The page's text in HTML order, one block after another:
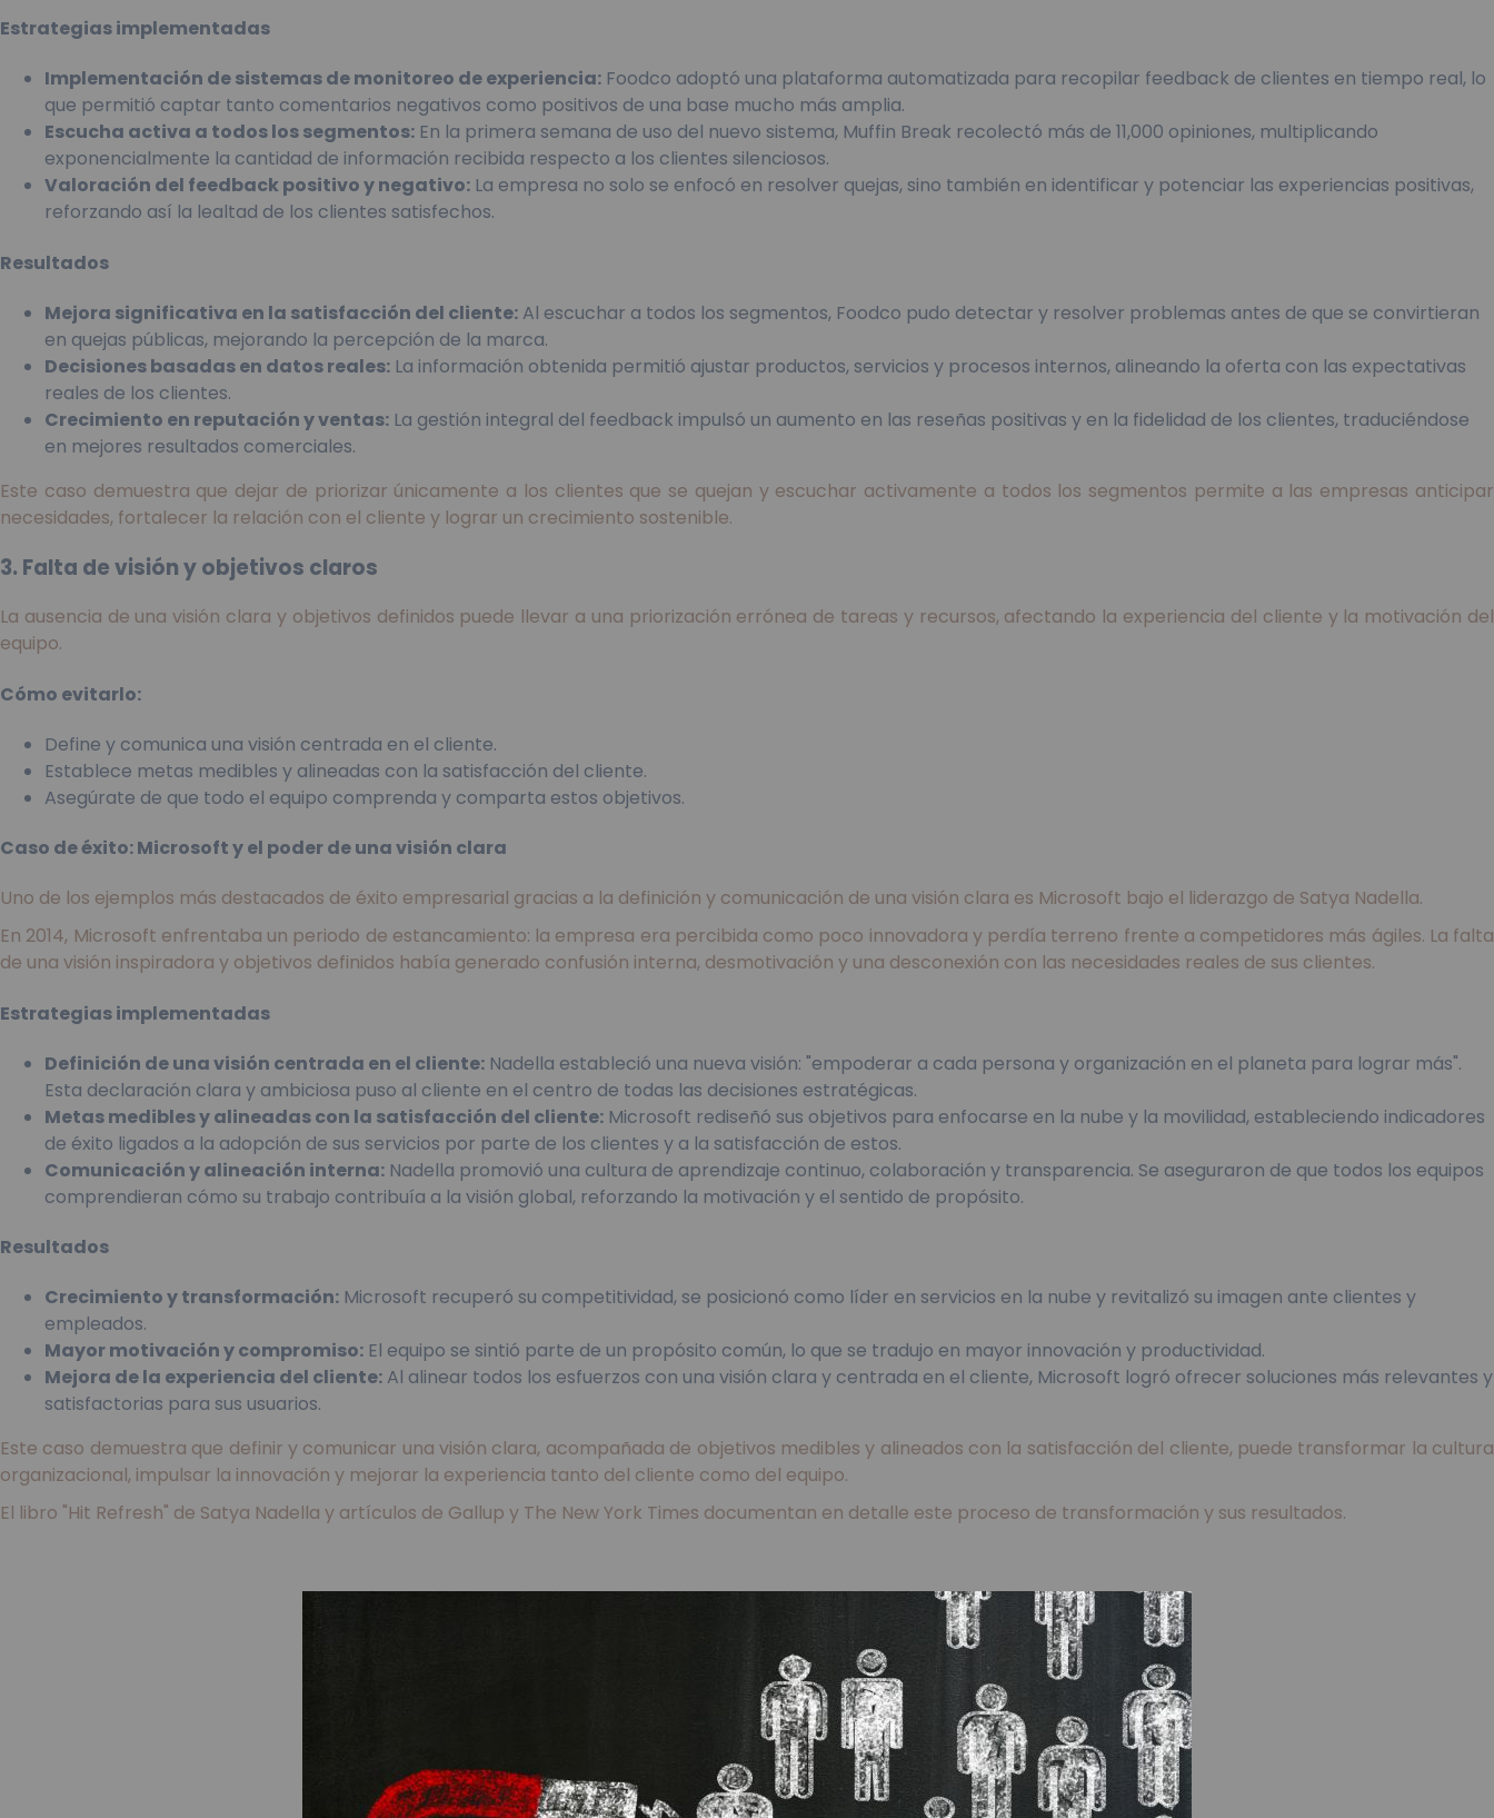
Estrategias implementadas
Implementación de sistemas de monitoreo de experiencia: Foodco adoptó una plataforma automatizada para recopilar feedback de clientes en tiempo real, lo
que permitió captar tanto comentarios negativos como positivos de una base mucho más amplia.
Escucha activa a todos los segmentos: En la primera semana de uso del nuevo sistema, Muffin Break recolectó más de 11,000 opiniones, multiplicando
exponencialmente la cantidad de información recibida respecto a los clientes silenciosos.
Valoración del feedback positivo y negativo: La empresa no solo se enfocó en resolver quejas, sino también en identificar y potenciar las experiencias positivas,
reforzando así la lealtad de los clientes satisfechos.
Resultados
Mejora significativa en la satisfacción del cliente: Al escuchar a todos los segmentos, Foodco pudo detectar y resolver problemas antes de que se convirtieran
en quejas públicas, mejorando la percepción de la marca.
Decisiones basadas en datos reales: La información obtenida permitió ajustar productos, servicios y procesos internos, alineando la oferta con las expectativas
reales de los clientes.
Crecimiento en reputación y ventas: La gestión integral del feedback impulsó un aumento en las reseñas positivas y en la fidelidad de los clientes, traduciéndose
en mejores resultados comerciales.
Este caso demuestra que dejar de priorizar únicamente a los clientes que se quejan y escuchar activamente a todos los segmentos permite a las empresas anticipar
necesidades, fortalecer la relación con el cliente y lograr un crecimiento sostenible.
3. Falta de visión y objetivos claros
La ausencia de una visión clara y objetivos definidos puede llevar a una priorización errónea de tareas y recursos, afectando la experiencia del cliente y la motivación del
equipo.
Cómo evitarlo:
Define y comunica una visión centrada en el cliente.
Establece metas medibles y alineadas con la satisfacción del cliente.
Asegúrate de que todo el equipo comprenda y comparta estos objetivos.
Caso de éxito: Microsoft y el poder de una visión clara
Uno de los ejemplos más destacados de éxito empresarial gracias a la definición y comunicación de una visión clara es Microsoft bajo el liderazgo de Satya Nadella.
En 2014, Microsoft enfrentaba un periodo de estancamiento: la empresa era percibida como poco innovadora y perdía terreno frente a competidores más ágiles. La falta
de una visión inspiradora y objetivos definidos había generado confusión interna, desmotivación y una desconexión con las necesidades reales de sus clientes.
Estrategias implementadas
Definición de una visión centrada en el cliente: Nadella estableció una nueva visión: "empoderar a cada persona y organización en el planeta para lograr más".
Esta declaración clara y ambiciosa puso al cliente en el centro de todas las decisiones estratégicas.
Metas medibles y alineadas con la satisfacción del cliente: Microsoft rediseñó sus objetivos para enfocarse en la nube y la movilidad, estableciendo indicadores
de éxito ligados a la adopción de sus servicios por parte de los clientes y a la satisfacción de estos.
Comunicación y alineación interna: Nadella promovió una cultura de aprendizaje continuo, colaboración y transparencia. Se aseguraron de que todos los equipos
comprendieran cómo su trabajo contribuía a la visión global, reforzando la motivación y el sentido de propósito.
Resultados
Crecimiento y transformación: Microsoft recuperó su competitividad, se posicionó como líder en servicios en la nube y revitalizó su imagen ante clientes y
empleados.
Mayor motivación y compromiso: El equipo se sintió parte de un propósito común, lo que se tradujo en mayor innovación y productividad.
Mejora de la experiencia del cliente: Al alinear todos los esfuerzos con una visión clara y centrada en el cliente, Microsoft logró ofrecer soluciones más relevantes y
satisfactorias para sus usuarios.
Este caso demuestra que definir y comunicar una visión clara, acompañada de objetivos medibles y alineados con la satisfacción del cliente, puede transformar la cultura
organizacional, impulsar la innovación y mejorar la experiencia tanto del cliente como del equipo.
El libro "Hit Refresh" de Satya Nadella y artículos de Gallup y The New York Times documentan en detalle este proceso de transformación y sus resultados.